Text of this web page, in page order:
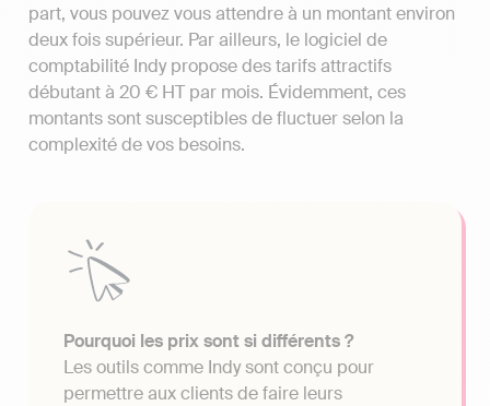
part, vous pouvez vous attendre à un montant environ
deux fois supérieur. Par ailleurs, le logiciel de
comptabilité Indy propose des tarifs attractifs
débutant à 20 € HT par mois. Évidemment, ces
montants sont susceptibles de fluctuer selon la
complexité de vos besoins.
Pourquoi les prix sont si différents ?
Les outils comme Indy sont conçu pour
permettre aux clients de faire leurs